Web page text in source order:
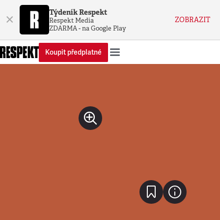
× Týdeník Respekt
Respekt Media
ZDARMA - na Google Play
ZOBRAZIT
Koupit předplatné